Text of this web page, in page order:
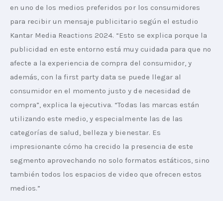
en uno de los medios preferidos por los consumidores
para recibir un mensaje publicitario según el estudio
Kantar Media Reactions 2024. “Esto se explica porque la
publicidad en este entorno está muy cuidada para que no
afecte a la experiencia de compra del consumidor, y
además, con la first party data se puede llegar al
consumidor en el momento justo y de necesidad de
compra”, explica la ejecutiva. “Todas las marcas están
utilizando este medio, y especialmente las de las
categorías de salud, belleza y bienestar. Es
impresionante cómo ha crecido la presencia de este
segmento aprovechando no solo formatos estáticos, sino
también todos los espacios de video que ofrecen estos
medios.”